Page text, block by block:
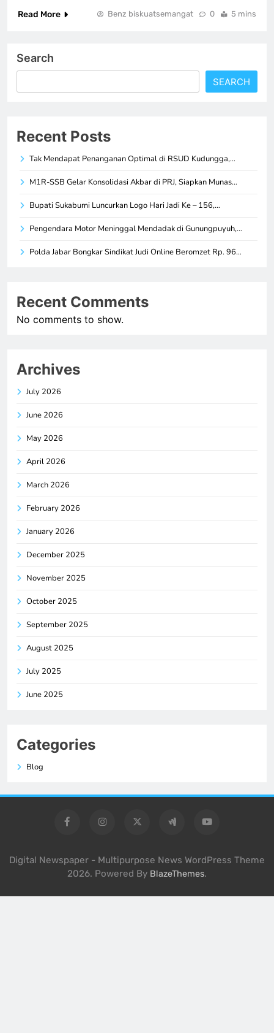
Read More
Benz biskuatsemangat 0 5 mins
Search
SEARCH
Recent Posts
Tak Mendapat Penanganan Optimal di RSUD Kudungga,…
M1R-SSB Gelar Konsolidasi Akbar di PRJ, Siapkan Munas…
Bupati Sukabumi Luncurkan Logo Hari Jadi Ke – 156,…
Pengendara Motor Meninggal Mendadak di Gunungpuyuh,…
Polda Jabar Bongkar Sindikat Judi Online Beromzet Rp. 96…
Recent Comments
No comments to show.
Archives
July 2026
June 2026
May 2026
April 2026
March 2026
February 2026
January 2026
December 2025
November 2025
October 2025
September 2025
August 2025
July 2025
June 2025
Categories
Blog
Digital Newspaper - Multipurpose News WordPress Theme
2026. Powered By BlazeThemes.